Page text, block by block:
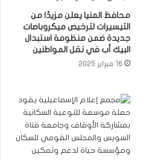
محافظ المنيا يعلن مزيدًا من
التيسيرات لترخيص ميكروباصات
جديدة ضمن منظومة استبدال
البيك أب في نقل المواطنين
16 فبراير 2025